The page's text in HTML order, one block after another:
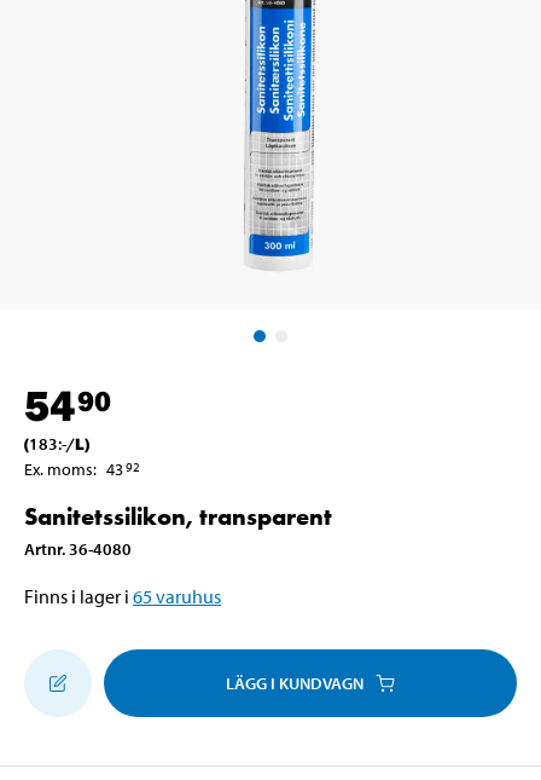
5490
(183:-/L)
Ex. moms: 4392
Sanitetssilikon, transparent
Artnr. 36-4080
Finns i lager i 65varuhus
LÄGG I KUNDVAGN